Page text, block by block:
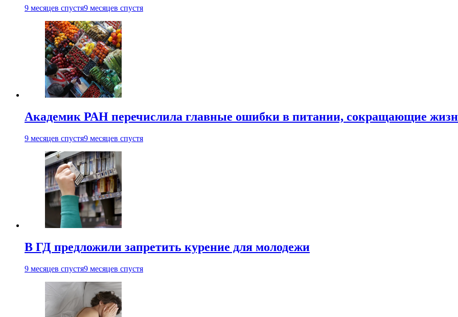
9 месяцев спустя9 месяцев спустя
Академик РАН перечислила главные ошибки в питании, сокращающие
9 месяцев спустя9 месяцев спустя
В ГД предложили запретить курение для молодежи
9 месяцев спустя9 месяцев спустя